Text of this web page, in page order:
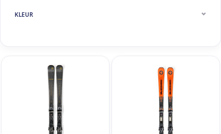
KLEUR